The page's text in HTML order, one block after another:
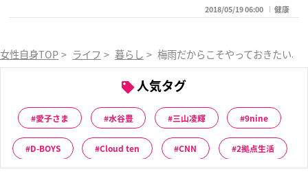
2018/05/19 06:00 健康
女性自身TOP > ライフ > 暮らし > 梅雨だからこそやっておきたい、
人気タグ
愛子さま 水谷豊 三山凌輝 9nine
D-BOYS Cloud ten CNN 2拠点生活